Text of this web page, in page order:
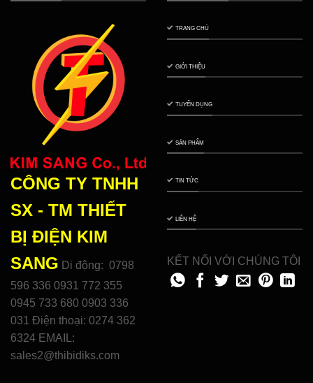
CÔNG TY TNHH
SX - TM THIẾT
BỊ ĐIỆN KIM
SANG Di động: 0798
596 336 0931 772 355
0945 733 680 0903 336
031 Điện thoại: 0274 362
6324 EMAIL:
sales2@thibidiks.com
TRANG CHỦ
GIỚI THIỆU
TUYỂN DỤNG
SẢN PHẨM
TIN TỨC
LIÊN HỆ
KẾT NỐI VỚI CHÚNG TÔI